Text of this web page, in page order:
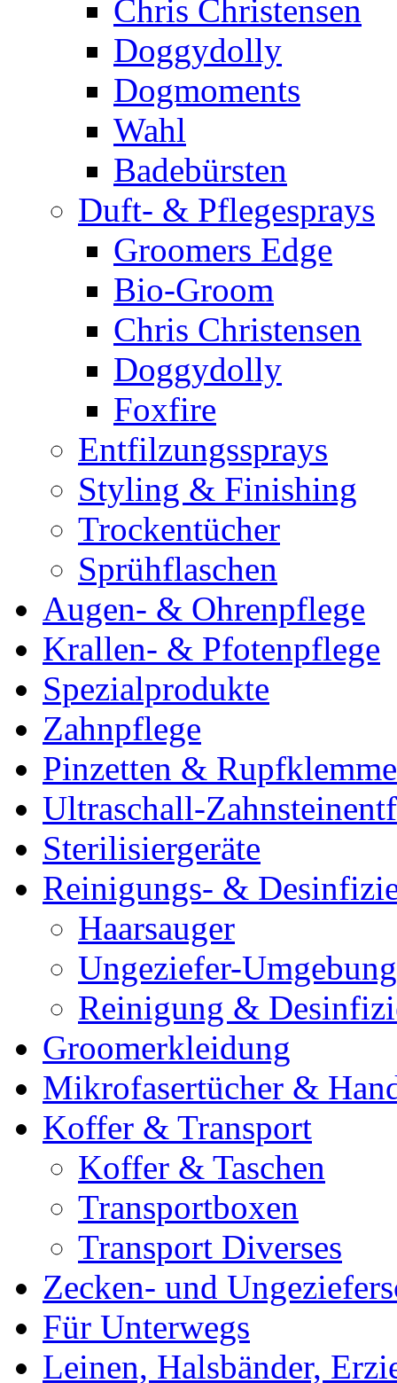
Chris Christensen
Doggydolly
Dogmoments
Wahl
Badebürsten
Duft- & Pflegesprays
Groomers Edge
Bio-Groom
Chris Christensen
Doggydolly
Foxfire
Entfilzungssprays
Styling & Finishing
Trockentücher
Sprühflaschen
Augen- & Ohrenpflege
Krallen- & Pfotenpflege
Spezialprodukte
Zahnpflege
Pinzetten &
Ultraschall-
Sterilisiergeräte
Reinigungs- &
Haarsauger
Ungeziefer-
Reinigung &
Groomerkleidung
Mikrofasertücher &
Koffer & Transport
Koffer & Taschen
Transportboxen
Transport Diverses
Zecken- und
Für Unterwegs
Leinen, Halsbänder,